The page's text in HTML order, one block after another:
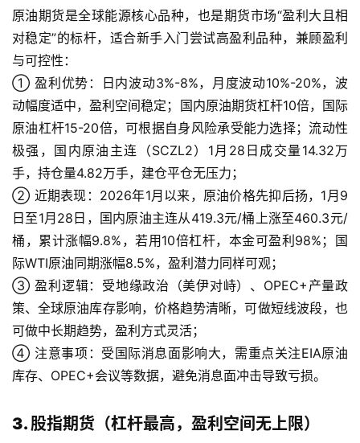
原油期货是全球能源核心品种，也是期货市场“盈利大且相
对稳定”的标杆，适合新手入门尝试高盈利品种，兼顾盈利
与可控性：
① 盈利优势：日内波动3%-8%，月度波动10%-20%，波
动幅度适中，盈利空间稳定；国内原油期货杠杆10倍，国际
原油杠杆15-20倍，可根据自身风险承受能力选择；流动性
极强，国内原油主连（SCZL2）1月28日成交量14.32万
手，持仓量4.82万手，建仓平仓无压力；
② 近期表现：2026年1月以来，原油价格先抑后扬，1月9
日至1月28日，国内原油主连从419.3元/桶上涨至460.3元/
桶，累计涨幅9.8%，若用10倍杠杆，本金可盈利98%；国
际WTI原油同期涨幅8.5%，盈利潜力同样可观；
③ 盈利逻辑：受地缘政治（美伊对峙）、OPEC+产量政
策、全球原油库存影响，价格趋势清晰，可做短线波段，也
可做中长期趋势，盈利方式灵活；
④ 注意事项：受国际消息面影响大，需重点关注EIA原油
库存、OPEC+会议等数据，避免消息面冲击导致亏损。
3. 股指期货（杠杆最高，盈利空间无上限）